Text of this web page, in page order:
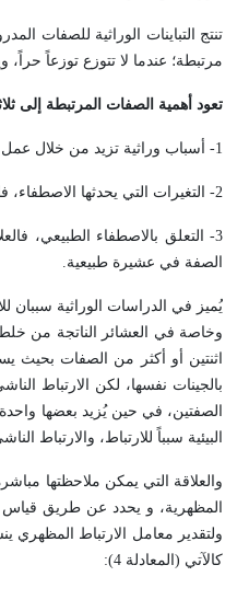
تنتج التباينات الوراثية للصفات
مرتبطة؛ عندما لا تتوزع توزعاً
تعود أهمية الصفات المرتبطة إلى
1- أسباب وراثية تزيد من خلال عمل الجينات التفوقي، ويُعد في هذا المجال تعدد آثار الجين أحد الخصائص الشائعة بين الجينات الرئيسة.
2- التغيرات التي يحدثها الاصطفاء، فالاصطفاء بهدف تحسين صفة ما يحدث تغييرات متزامنة في صفات أخرى لا تخضع للاصطفاء.
3- التعلق بالاصطفاء الطبيعي،
الصفة في عشيرة طبيعية.
يُميز في الدراسات الوراثية سببان
وخاصة في العشائر الناتجة من خلط
اثنتين أو أكثر من الصفات بحيث
بالجينات نفسها، لكن الارتباط
الصفتين، في حين يُزيد بعضها واحدة
البيئية سبباً للارتباط، والارتباط
والعلاقة التي يمكن ملاحظتها
المظهرية، و يحدد عن طريق قياس
ولتقدير معامل الارتباط المظهري
كالآتي (المعادلة 4):